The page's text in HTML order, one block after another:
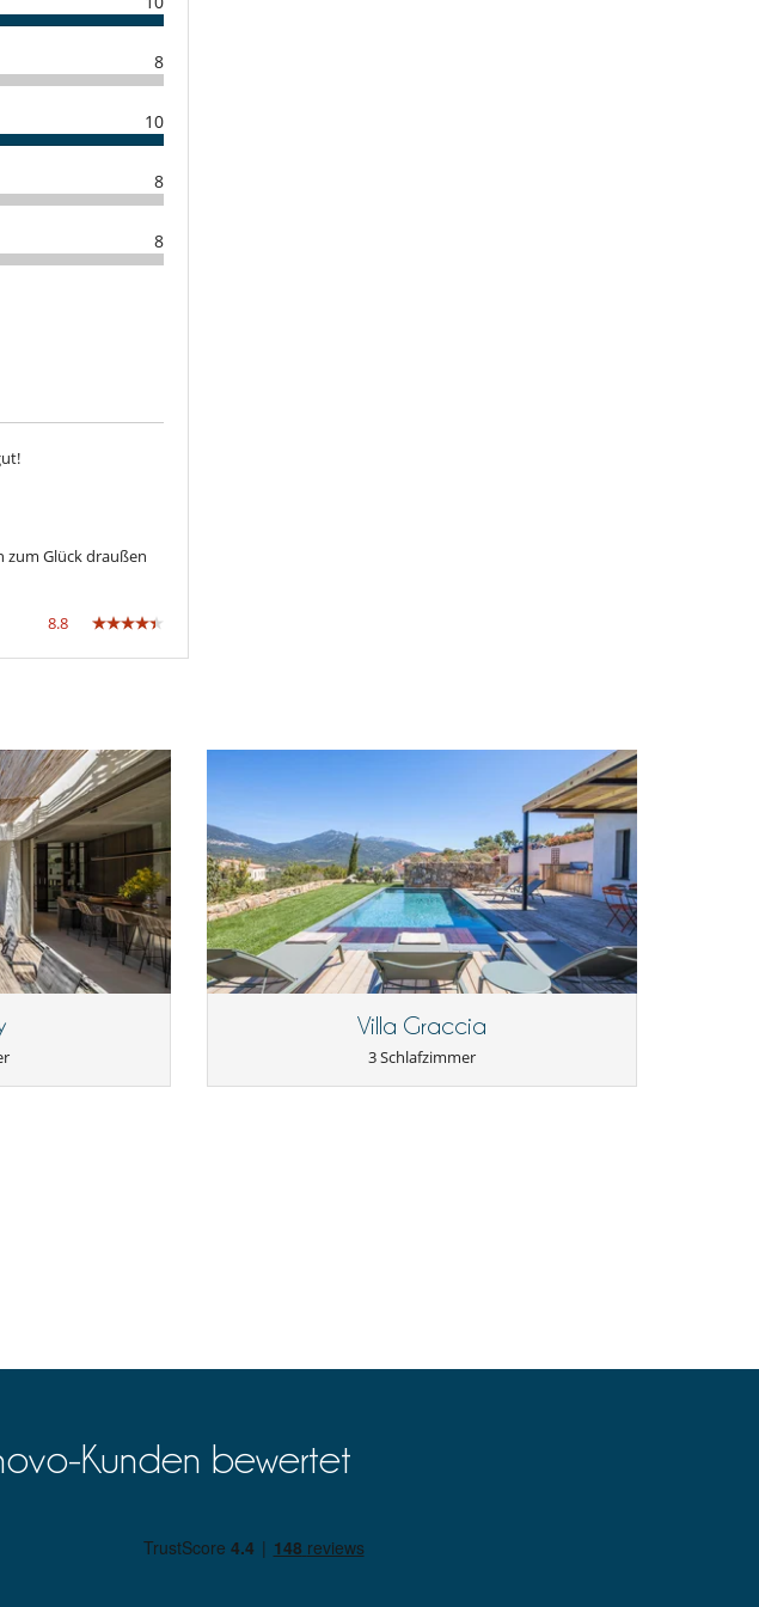
8
10
8
8
zum Glück draußen
8.8
Villa Graccia
3 Schlafzimmer
Kunden bewertet